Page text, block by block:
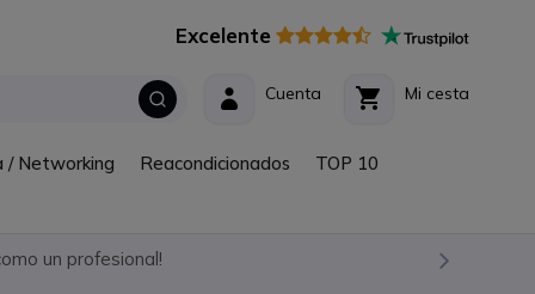
Excelente
Mi cesta
Cuenta
/ Networking Reacondicionados TOP 10
un profesional!